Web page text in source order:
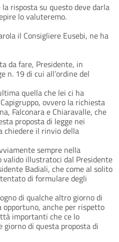
la risposta su questo deve darla
lo valuteremo.
il Consigliere Eusebi, ne ha
da fare, Presidente, in
n. 19 di cui all’ordine del
quella che lei ci ha
ovvero la richiesta
Falconara e Chiaravalle, che
proposta di legge nei
chiedere il rinvio della
sempre nella
valido illustratoci dal Presidente
Badiali, che come al solito
di formulare degli
di qualche altro giorno di
anche per rispetto
importanti che ce lo
di questa proposta di